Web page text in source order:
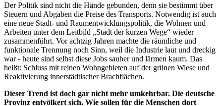
Der Politik sind nicht die Hände gebunden, denn sie bestimmt über
Steuern und Abgaben die Preise des Transports. Notwendig ist auch
eine neue Stadt- und Raumentwicklungspolitik, die Wohnen und
Arbeiten unter dem Leitbild „Stadt der kurzen Wege“ wieder
zusammenführt. Vor achtzig Jahren machte die räumliche und
funktionale Trennung noch Sinn, weil die Industrie laut und dreckig
war - heute sind selbst diese Jobs sauber und lärmen kaum. Das
heißt: Schluss mit reinen Wohngebieten auf der grünen Wiese und
Reaktivierung innerstädtischer Brachflächen.
Dieser Trend ist doch gar nicht mehr umkehrbar. Die deutsche
Provinz entvölkert sich. Wie sollen für die Menschen dort